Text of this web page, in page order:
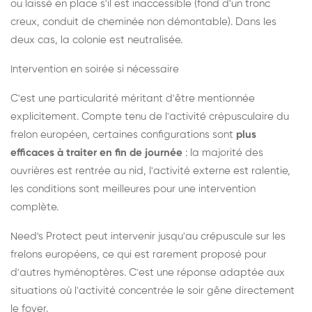
ou laissé en place s'il est inaccessible (fond d'un tronc
creux, conduit de cheminée non démontable). Dans les
deux cas, la colonie est neutralisée.
Intervention en soirée si nécessaire
C'est une particularité méritant d'être mentionnée
explicitement. Compte tenu de l'activité crépusculaire du
frelon européen, certaines configurations sont plus
efficaces à traiter en fin de journée : la majorité des
ouvrières est rentrée au nid, l'activité externe est ralentie,
les conditions sont meilleures pour une intervention
complète.
Need's Protect peut intervenir jusqu'au crépuscule sur les
frelons européens, ce qui est rarement proposé pour
d'autres hyménoptères. C'est une réponse adaptée aux
situations où l'activité concentrée le soir gêne directement
le foyer.